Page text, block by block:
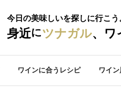
今日の美味しいを探しに行こう
身近にツナガル、ワ
ワインに合うレシピ ワイ